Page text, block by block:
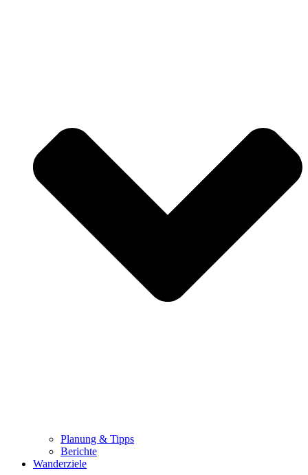
Planung & Tipps
Berichte
Wanderziele